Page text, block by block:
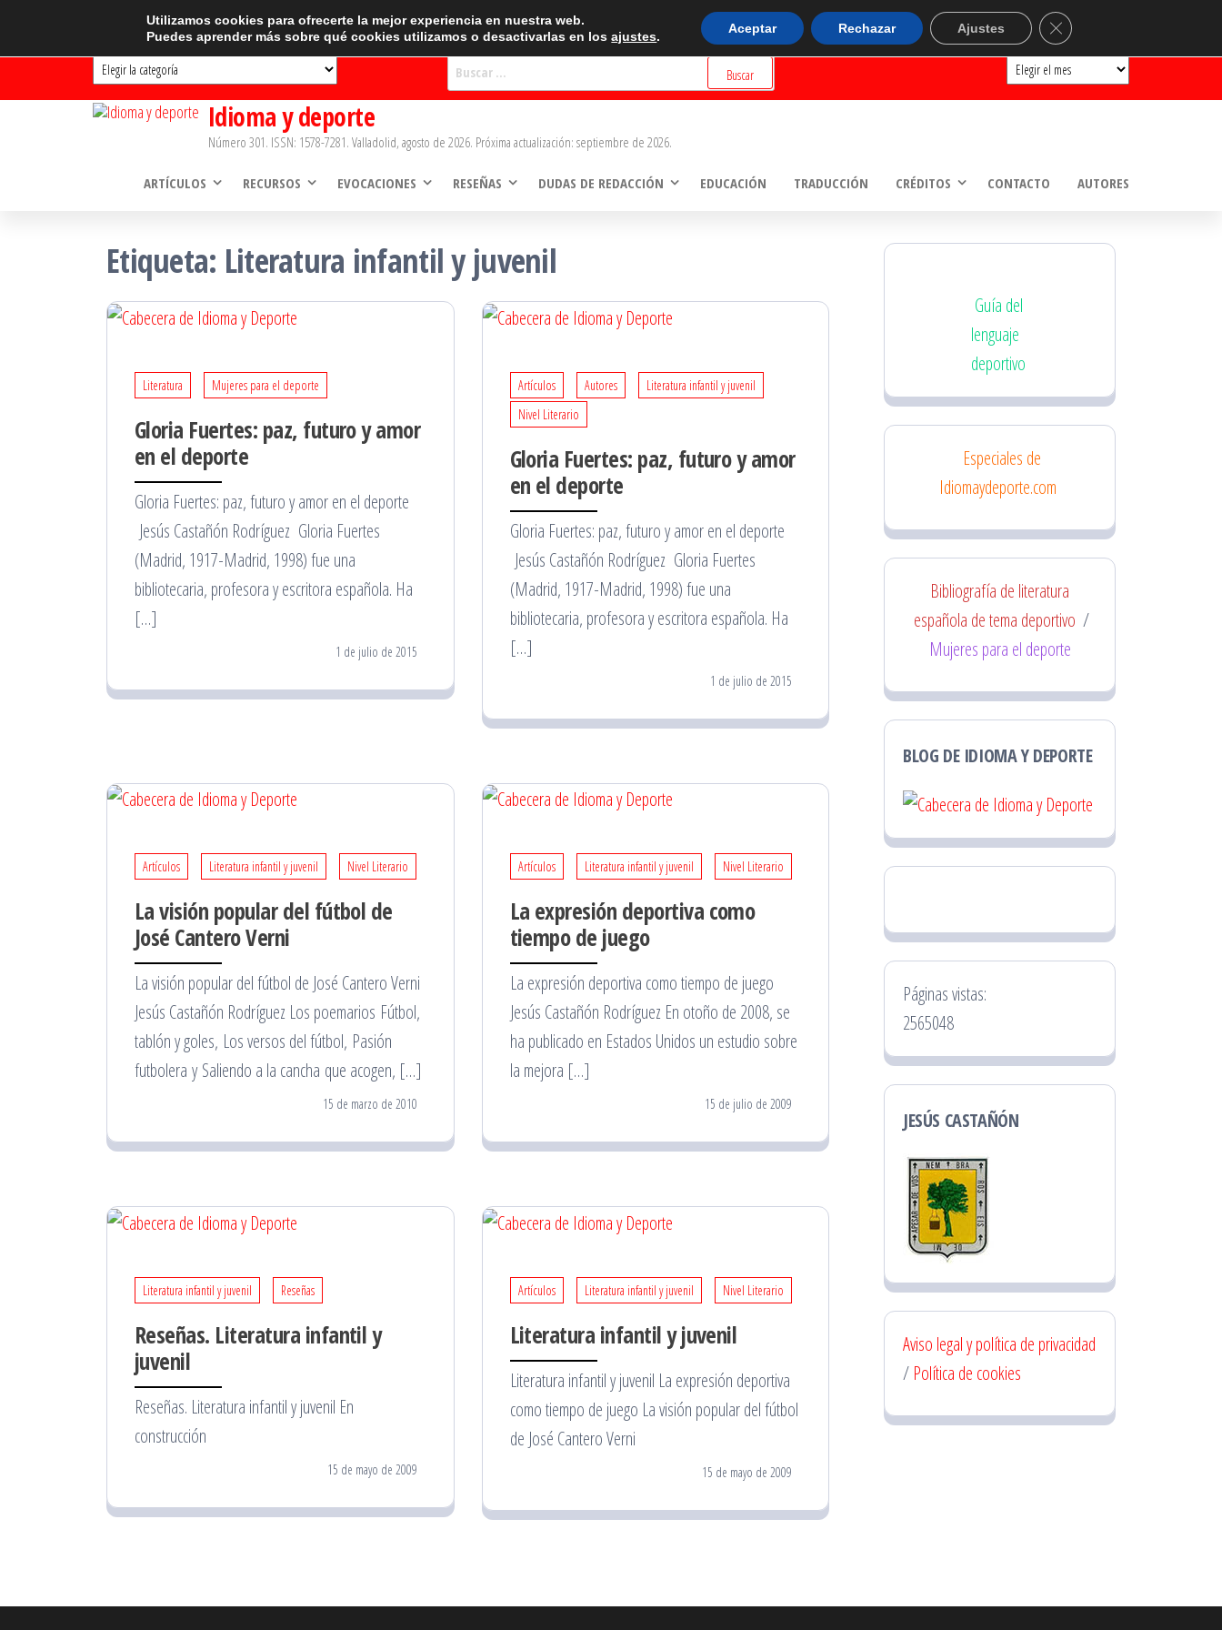
CATEGORÍAS
Categorías
BUSCADOR ARCHIVOS
Archivos
Idioma y deporte
Número 301. ISSN: 1578-7281. Valladolid, agosto de 2026. Próxima actualización: septiembre de 2026.
ARTÍCULOS RECURSOS EVOCACIONES RESEÑAS DUDAS DE REDACCIÓN EDUCACIÓN TRADUCCIÓN CRÉDITOS CONTACTO AUTORES
Etiqueta: Literatura infantil y juvenil
Literatura Mujeres para el deporte
Gloria Fuertes: paz, futuro y amor
en el deporte
Gloria Fuertes: paz, futuro y amor en el deporte
Jesús Castañón Rodríguez Gloria Fuertes
(Madrid, 1917-Madrid, 1998) fue una
bibliotecaria, profesora y escritora española. Ha
[…]
1 de julio de 2015
Artículos Autores
Literatura infantil y juvenil
Nivel Literario
Gloria Fuertes: paz, futuro y amor
en el deporte
Gloria Fuertes: paz, futuro y amor en el deporte
Jesús Castañón Rodríguez Gloria Fuertes
(Madrid, 1917-Madrid, 1998) fue una
bibliotecaria, profesora y escritora española. Ha
[…]
1 de julio de 2015
Artículos Literatura infantil y juvenil Nivel Literario
La visión popular del fútbol de
José Cantero Verni
La visión popular del fútbol de José Cantero Verni
Jesús Castañón Rodríguez Los poemarios Fútbol,
tablón y goles, Los versos del fútbol, Pasión
futbolera y Saliendo a la cancha que acogen, […]
15 de marzo de 2010
Artículos Literatura infantil y juvenil Nivel Literario
La expresión deportiva como
tiempo de juego
La expresión deportiva como tiempo de juego
Jesús Castañón Rodríguez En otoño de 2008, se
ha publicado en Estados Unidos un estudio sobre
la mejora […]
15 de julio de 2009
Literatura infantil y juvenil Reseñas
Reseñas. Literatura infantil y
juvenil
Reseñas. Literatura infantil y juvenil En
construcción
15 de mayo de 2009
Artículos Literatura infantil y juvenil Nivel Literario
Literatura infantil y juvenil
Literatura infantil y juvenil La expresión deportiva
como tiempo de juego La visión popular del fútbol
de José Cantero Verni
15 de mayo de 2009
Guía del
lenguaje
deportivo
Especiales de
Idiomaydeporte.com
Bibliografía de literatura
española de tema deportivo /
Mujeres para el deporte
BLOG DE IDIOMA Y DEPORTE
Páginas vistas:
2565048
JESÚS CASTAÑÓN
Aviso legal y política de privacidad
/ Política de cookies
Utilizamos cookies para ofrecerte la mejor experiencia en nuestra web.
Puedes aprender más sobre qué cookies utilizamos o desactivarlas en losajustes.
Aceptar Rechazar Ajustes Cerrar el banner de cookies